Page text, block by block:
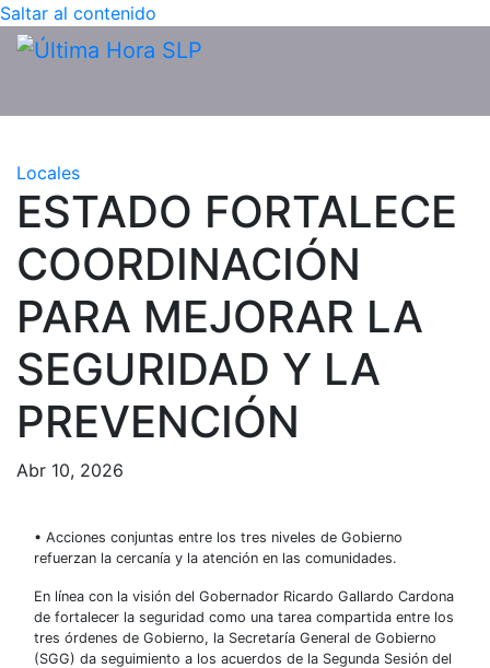
Saltar al contenido
Locales
ESTADO FORTALECE
COORDINACIÓN
PARA MEJORAR LA
SEGURIDAD Y LA
PREVENCIÓN
Abr 10, 2026
• Acciones conjuntas entre los tres niveles de Gobierno
refuerzan la cercanía y la atención en las comunidades.
En línea con la visión del Gobernador Ricardo Gallardo Cardona
de fortalecer la seguridad como una tarea compartida entre los
tres órdenes de Gobierno, la Secretaría General de Gobierno
(SGG) da seguimiento a los acuerdos de la Segunda Sesión del